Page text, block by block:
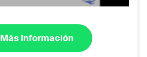
Más información